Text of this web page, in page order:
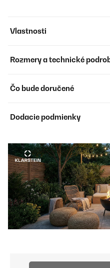
Vlastnosti
Rozmery a technické
Čo bude doručené
Dodacie podmienky